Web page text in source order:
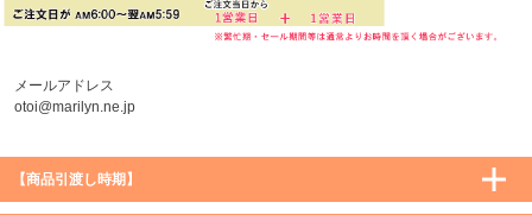
メールアドレス
otoi@marilyn.ne.jp
【商品引渡し時期】